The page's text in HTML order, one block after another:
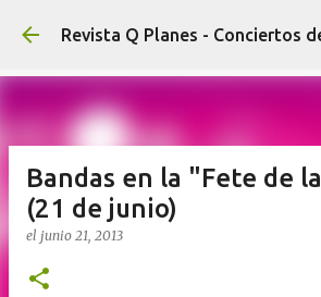
Ir al contenido
Bandas en la "Fete de
(21 de junio)
el junio 21, 2013